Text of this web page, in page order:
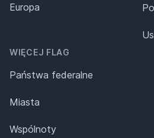
Europa
WIĘCEJ FLAG
Państwa federalne
Miasta
Wspólnoty